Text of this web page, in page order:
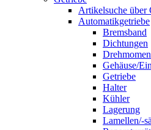
Artikelsuche über
Automatikgetriebe
Bremsband
Dichtungen
Gehäuse/
Getriebe
Halter
Kühler
Lagerung
Lamellen/-